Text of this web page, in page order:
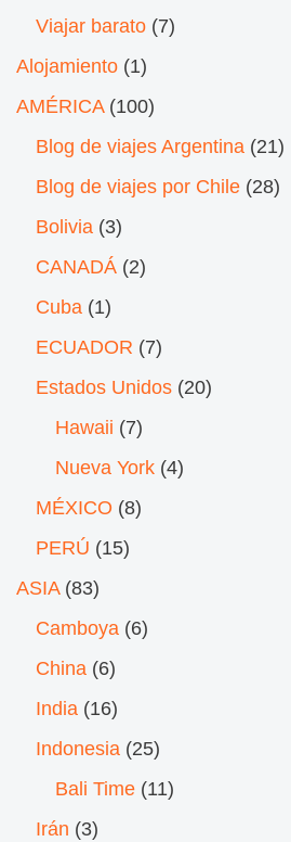
Viajar barato (7)
Alojamiento (1)
AMÉRICA(100)
Blog de viajes Argentina (21)
Blog de viajes por Chile (28)
Bolivia (3)
CANADÁ (2)
Cuba (1)
ECUADOR (7)
Estados Unidos (20)
Hawaii (7)
Nueva York (4)
MÉXICO (8)
PERÚ (15)
ASIA(83)
Camboya (6)
China (6)
India (16)
Indonesia (25)
Bali Time (11)
Irán (3)